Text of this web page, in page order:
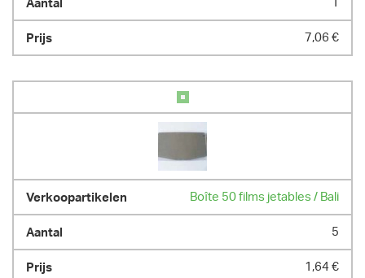
7,06 €
Boîte 50 films jetables / Bali
5
1,64 €